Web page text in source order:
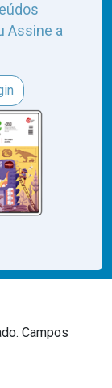
Assine a
Campos